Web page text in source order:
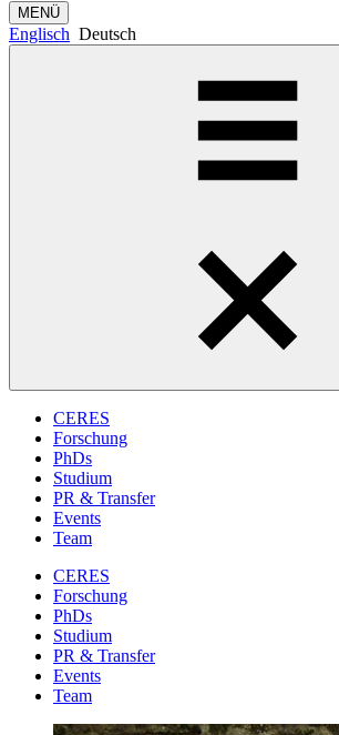
MENÜ
Englisch Deutsch
CERES
Forschung
PhDs
Studium
PR & Transfer
Events
Team
CERES
Forschung
PhDs
Studium
PR & Transfer
Events
Team